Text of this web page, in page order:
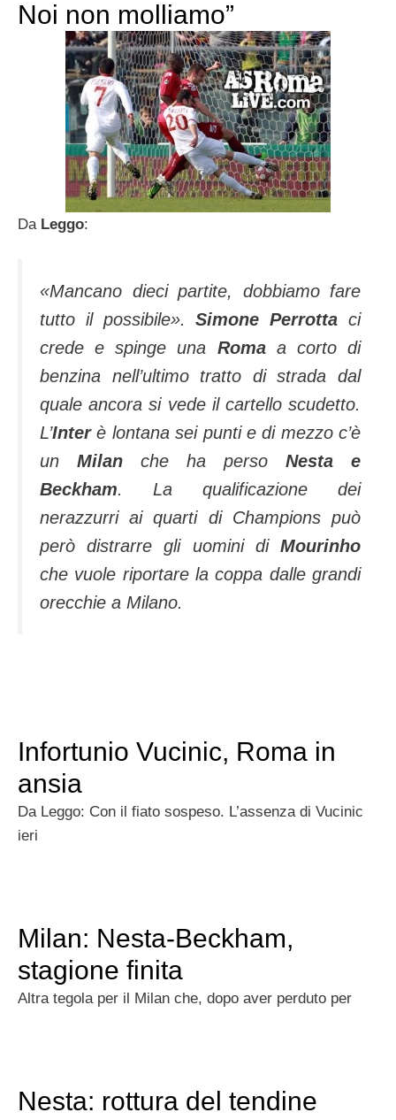
Noi non molliamo”
DaLeggo:
«Mancano dieci partite, dobbiamo fare
tutto il possibile».Simone Perrotta ci
crede e spinge una Romaa corto di
benzina nell’ultimo tratto di strada dal
quale ancora si vede il cartello scudetto.
L’Interè lontana sei punti e di mezzo c’è
un Milan che ha perso Nesta e
Beckham. La qualificazione dei
nerazzurri ai quarti di Champions può
però distrarre gli uomini di Mourinho
che vuole riportare la coppa dalle grandi
orecchie a Milano.
Infortunio Vucinic, Roma in
ansia
Da Leggo: Con il fiato sospeso. L’assenza di Vucinic
ieri
Milan: Nesta-Beckham,
stagione finita
Altra tegola per il Milan che, dopo aver perduto per
Nesta: rottura del tendine